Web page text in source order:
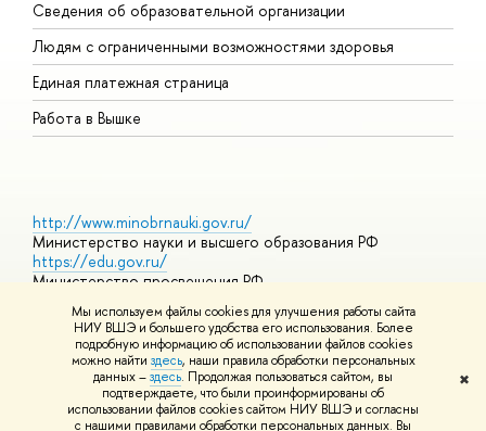
Мы используем файлы cookies для улучшения работы сайта
НИУ ВШЭ и большего удобства его использования. Более
подробную информацию об использовании файлов cookies
можно найти здесь, наши правила обработки персональных
данных –здесь. Продолжая пользоваться сайтом, вы
подтверждаете, что были проинформированы об
использовании файлов cookies сайтом НИУ ВШЭ и согласны
с нашими правилами обработки персональных данных. Вы
✖
Сведения об образовательной организации
Людям с ограниченными возможностями здоровья
Единая платежная страница
Работа в Вышке
http://www.minobrnauki.gov.ru/
Министерство науки и высшего образования РФ
https://edu.gov.ru/
Министерство просвещения РФ
Массовые открытые онлайн-курсы
© НИУ ВШЭ 1993–2026 Адреса и контактыУсловия
использования материалов Политика конфиденциальности